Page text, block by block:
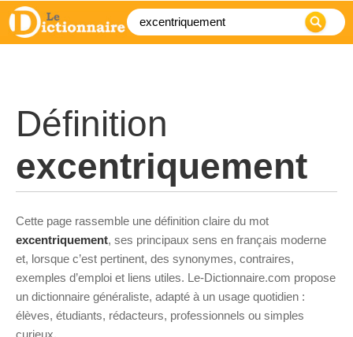
Définition
excentriquement
Cette page rassemble une définition claire du mot
excentriquement, ses principaux sens en français moderne
et, lorsque c’est pertinent, des synonymes, contraires,
exemples d’emploi et liens utiles. Le-Dictionnaire.com propose
un dictionnaire généraliste, adapté à un usage quotidien :
élèves, étudiants, rédacteurs, professionnels ou simples
curieux.